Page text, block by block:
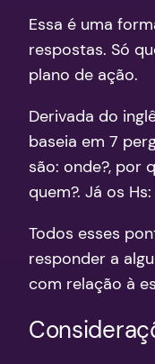
Essa é uma
respostas. Só
plano de ação.
Derivada do
baseia em 7
são: onde?, por
quem?. Já os
Todos esses
responder a
com relação à